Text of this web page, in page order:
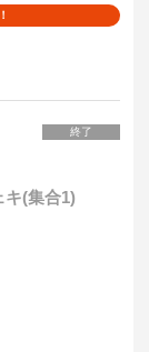
終了
キ(集合1)